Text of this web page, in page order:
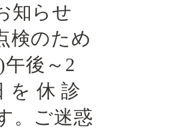
知らせ
検のため
午後～2
を 休 診
。ご迷惑